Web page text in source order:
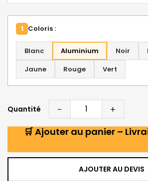
1 Coloris :
Blanc Aluminium Noir
Jaune
Rouge Vert
Quantité -
+
🛒 Ajouter au panier –
AJOUTER AU DEVIS